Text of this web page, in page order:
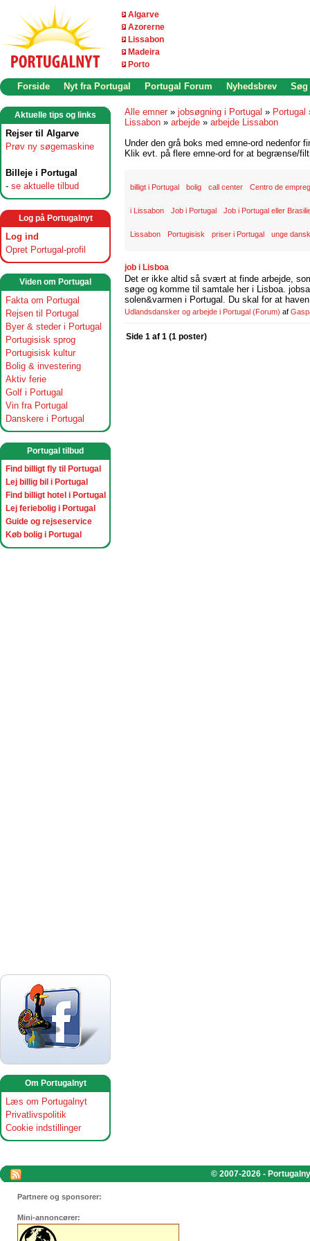
Algarve
Azorerne
Lissabon
Madeira
Porto
Forside Nyt fra Portugal Portugal Forum Nyhedsbrev Søg
Aktuelle tips og links
Rejser til Algarve
Prøv ny søgemaskine
Billeje i Portugal
- se aktuelle tilbud
Log på Portugalnyt
Log ind
Opret Portugal-profil
Viden om Portugal
Fakta om Portugal
Rejsen til Portugal
Byer & steder i Portugal
Portugisisk sprog
Portugisisk kultur
Bolig & investering
Aktiv ferie
Golf i Portugal
Vin fra Portugal
Danskere i Portugal
Portugal tilbud
Find billigt fly til Portugal
Lej billig bil i Portugal
Find billigt hotel i Portugal
Lej feriebolig i Portugal
Guide og rejseservice
Køb bolig i Portugal
Om Portugalnyt
Læs om Portugalnyt
Privatlivspolitik
Cookie indstillinger
Alle emner » jobsøgning i Portugal » Portugal
Lissabon » arbejde » arbejde Lissabon
Under den grå boks med emne-ord nedenfor
Klik evt. på flere emne-ord for at begrænse/
billigt i Portugal bolig call center Centro de
i Lissabon Job i Portugal Job i Portugal eller
Lissabon Portugisisk priser i Portugal unge
job i Lisboa
Det er ikke altid så svært at finde arbejde,
søge og komme til samtale her i Lisboa.
solen&varmen i Portugal. Du skal for at
Udlandsdansker og arbejde i Portugal (Forum) af
Side 1 af 1 (1 poster)
© 2007-2026 -
Partnere og sponsorer:
Mini-annoncører: